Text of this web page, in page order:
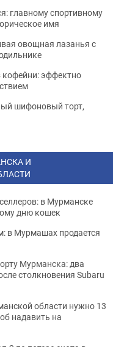
главному спортивному
имя
овощная лазанья с
кофейни: эффектно
шифоновый торт,
И
в Мурманске
дню кошек
в Мурмашах продается
Мурманска: два
столкновения Subaru
области нужно 13
надавить на